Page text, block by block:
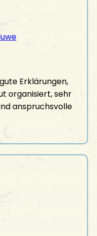
Erklärungen,
organisiert, sehr
anspruchsvolle